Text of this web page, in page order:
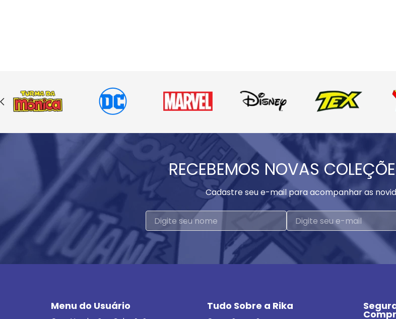
RECEBEMOS NOVAS
Cadastre seu e-mail para acompanhar as
Menu do Usuário Tudo Sobre a Rika